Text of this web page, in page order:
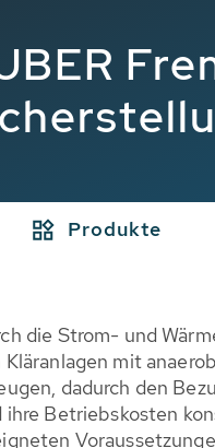
Produkte
die Strom- und
Kläranlagen mit
dadurch den
ihre Betriebskosten